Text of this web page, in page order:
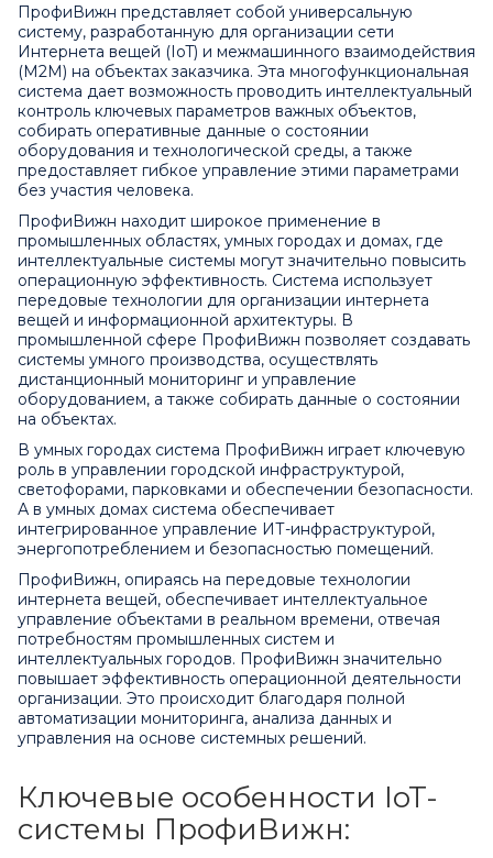
ПрофиВижн представляет собой универсальную
систему, разработанную для организации сети
Интернета вещей (IoT) и межмашинного взаимодействия
(M2M) на объектах заказчика. Эта многофункциональная
система дает возможность проводить интеллектуальный
контроль ключевых параметров важных объектов,
собирать оперативные данные о состоянии
оборудования и технологической среды, а также
предоставляет гибкое управление этими параметрами
без участия человека.
ПрофиВижн находит широкое применение в
промышленных областях, умных городах и домах, где
интеллектуальные системы могут значительно повысить
операционную эффективность. Система использует
передовые технологии для организации интернета
вещей и информационной архитектуры. В
промышленной сфере ПрофиВижн позволяет создавать
системы умного производства, осуществлять
дистанционный мониторинг и управление
оборудованием, а также собирать данные о состоянии
на объектах.
В умных городах система ПрофиВижн играет ключевую
роль в управлении городской инфраструктурой,
светофорами, парковками и обеспечении безопасности.
А в умных домах система обеспечивает
интегрированное управление ИТ-инфраструктурой,
энергопотреблением и безопасностью помещений.
ПрофиВижн, опираясь на передовые технологии
интернета вещей, обеспечивает интеллектуальное
управление объектами в реальном времени, отвечая
потребностям промышленных систем и
интеллектуальных городов. ПрофиВижн значительно
повышает эффективность операционной деятельности
организации. Это происходит благодаря полной
автоматизации мониторинга, анализа данных и
управления на основе системных решений.
Ключевые особенности IoT-
системы ПрофиВижн: